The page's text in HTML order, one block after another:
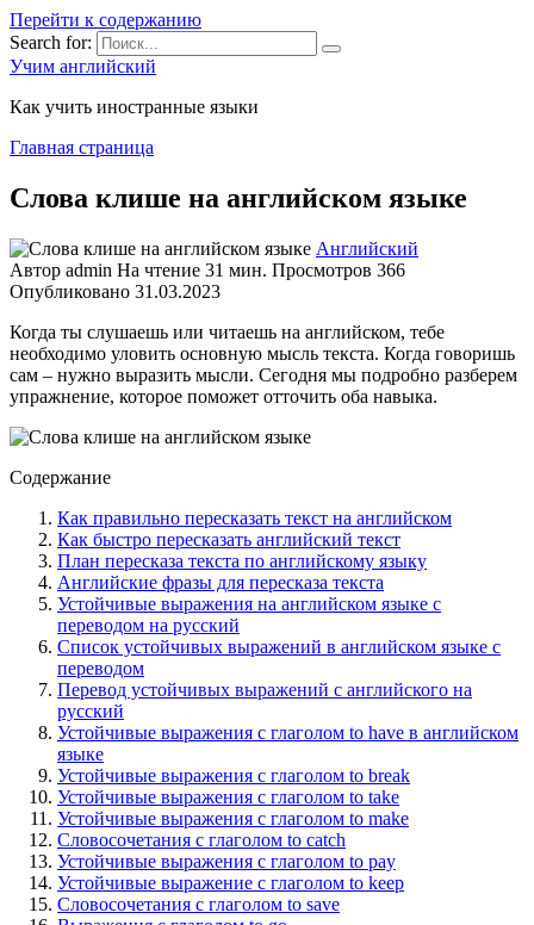
Перейти к содержанию
Search for:
Учим английский
Как учить иностранные языки
Главная страница
Слова клише на английском языке
Английский
Автор admin На чтение 31 мин. Просмотров 366
Опубликовано 31.03.2023
Когда ты слушаешь или читаешь на английском, тебе
необходимо уловить основную мысль текста. Когда говоришь
сам – нужно выразить мысли. Сегодня мы подробно разберем
упражнение, которое поможет отточить оба навыка.
Содержание
Как правильно пересказать текст на английском
Как быстро пересказать английский текст
План пересказа текста по английскому языку
Английские фразы для пересказа текста
Устойчивые выражения на английском языке с
переводом на русский
Список устойчивых выражений в английском языке с
переводом
Перевод устойчивых выражений с английского на
русский
Устойчивые выражения с глаголом to have в английском
языке
Устойчивые выражения с глаголом to break
Устойчивые выражения с глаголом to take
Устойчивые выражения с глаголом to make
Словосочетания с глаголом to catch
Устойчивые выражения с глаголом to pay
Устойчивые выражение с глаголом to keep
Словосочетания с глаголом to save